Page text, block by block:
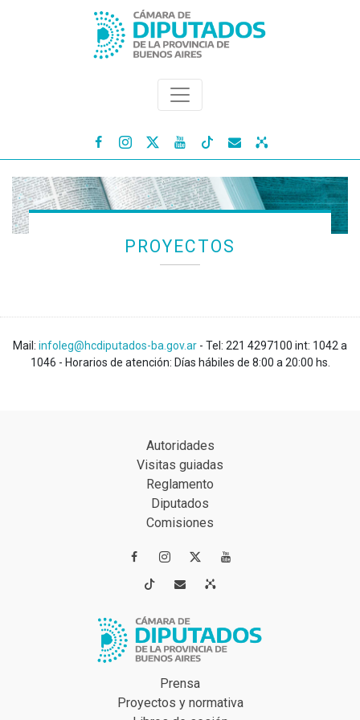
   
PROYECTOS
Mail: infoleg@hcdiputados-ba.gov.ar - Tel: 221 4297100 int: 1042 a
1046 - Horarios de atención: Días hábiles de 8:00 a 20:00 hs.
Autoridades
Visitas guiadas
Reglamento
Diputados
Comisiones
 
 
Prensa
Proyectos y normativa